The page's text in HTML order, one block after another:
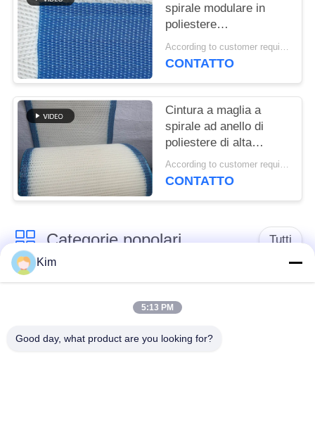
spirale modulare in
poliestere
polioxometilene
plastico congelato per
torre a maglia piatta
According to customer requirements MOQ:1 metro
CONTATTO
Cintura a maglia a
spirale ad anello di
poliestere di alta
qualità, cintura a
maglia a filtro 100% di
According to customer requirements MOQ:1 metro
CONTATTO
Categorie popolari Tutti
cinghia della rete
della maglia
Kim
5:13 PM
Good day, what product are you looking for?